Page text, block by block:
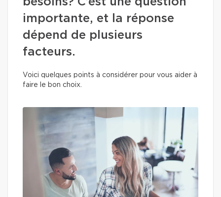
importante, et la réponse
dépend de plusieurs
facteurs.
Voici quelques points à considérer pour vous aider à
faire le bon choix.